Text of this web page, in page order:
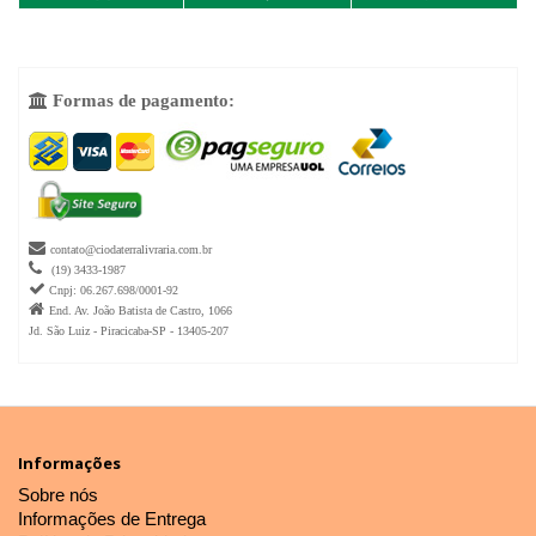
 Formas de pagamento:
 contato@ciodaterralivraria.com.br
 (19) 3433-1987
 Cnpj: 06.267.698/0001-92
 End. Av. João Batista de Castro, 1066
Jd. São Luiz - Piracicaba-SP - 13405-207
Informações
Sobre nós
Informações de Entrega